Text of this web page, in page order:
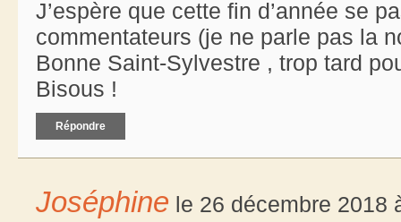
J’espère que cette fin d’année se
commentateurs (je ne parle pas la
Bonne Saint-Sylvestre , trop tard
Bisous !
Répondre
Joséphine le 26 décembre 2018